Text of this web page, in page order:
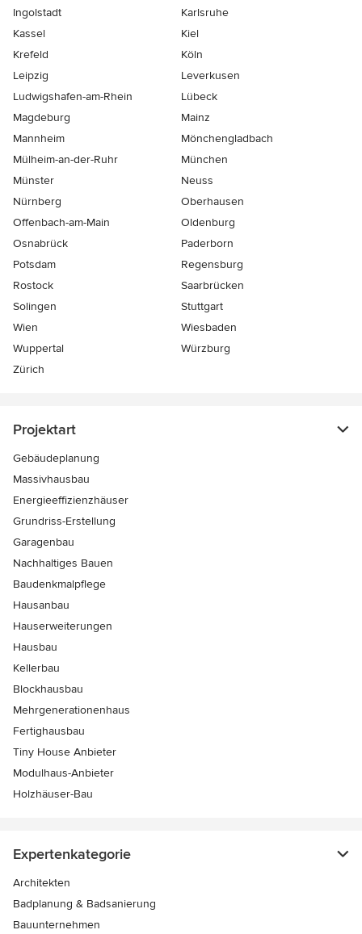
Ingolstadt
Karlsruhe
Kassel
Kiel
Krefeld
Köln
Leipzig
Leverkusen
Ludwigshafen-am-Rhein
Lübeck
Magdeburg
Mainz
Mannheim
Mönchen­gladbach
Mülheim-an-der-Ruhr
München
Münster
Neuss
Nürnberg
Oberhausen
Offenbach-am-Main
Oldenburg
Osnabrück
Paderborn
Potsdam
Regensburg
Rostock
Saarbrücken
Solingen
Stuttgart
Wien
Wiesbaden
Wuppertal
Würzburg
Zürich
Projektart
Gebäudeplanung
Massivhausbau
Energieeffizienzhäuser
Grundriss-Erstellung
Garagenbau
Nachhaltiges Bauen
Baudenkmalpflege
Hausanbau
Hauserweiterungen
Hausbau
Kellerbau
Blockhausbau
Mehrgenerationenhaus
Fertighausbau
Tiny House Anbieter
Modulhaus-Anbieter
Holzhäuser-Bau
Expertenkategorie
Architekten
Badplanung & Badsanierung
Bauunternehmen